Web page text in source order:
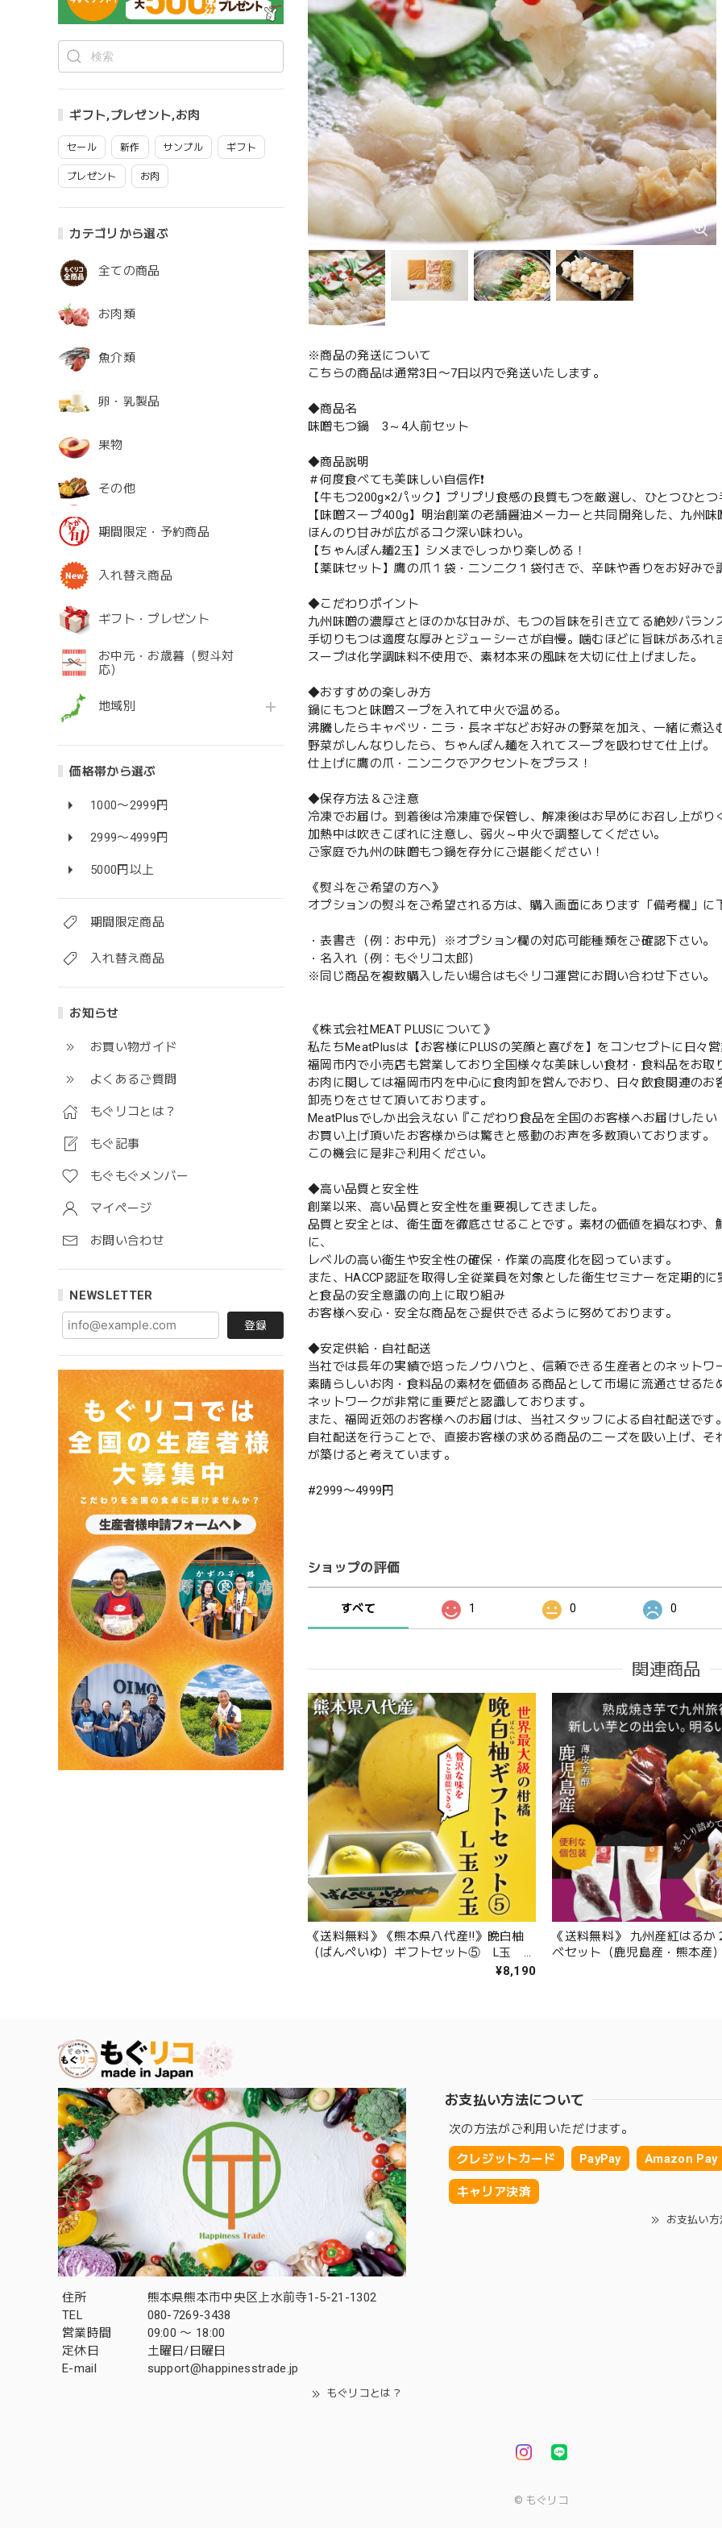
ギフト,プレゼント,お肉
セール 新作 サンプル ギフト
プレゼント お肉
カテゴリから選ぶ
全ての商品
お肉類
魚介類
卵・乳製品
果物
その他
期間限定・予約商品
入れ替え商品
ギフト・プレゼント
お中元・お歳暮（熨斗対
応）
地域別
価格帯から選ぶ
1000〜2999円
2999〜4999円
5000円以上
期間限定商品
入れ替え商品
お知らせ
お買い物ガイド
よくあるご質問
もぐリコとは？
もぐ記事
もぐもぐメンバー
マイページ
お問い合わせ
NEWSLETTER
登録
※商品の発送について
こちらの商品は通常3日〜7日以内で発送いたします。
◆商品名
味噌もつ鍋 3～4人前セット
◆商品説明
＃何度食べても美味しい自信作❗️
【牛もつ200g×2パック】プリプリ食感の良質もつを厳選し、ひとつひと
【味噌スープ400g】明治創業の老舗醤油メーカーと共同開発した、九州
ほんのり甘みが広がるコク深い味わい。
【ちゃんぽん麺2玉】シメまでしっかり楽しめる！
【薬味セット】鷹の爪１袋・ニンニク１袋付きで、辛味や香りをお好みで
◆こだわりポイント
九州味噌の濃厚さとほのかな甘みが、もつの旨味を引き立てる絶妙バラン
手切りもつは適度な厚みとジューシーさが自慢。噛むほどに旨味があふれ
スープは化学調味料不使用で、素材本来の風味を大切に仕上げました。
◆おすすめの楽しみ方
鍋にもつと味噌スープを入れて中火で温める。
沸騰したらキャベツ・ニラ・長ネギなどお好みの野菜を加え、一緒に煮込
野菜がしんなりしたら、ちゃんぽん麺を入れてスープを吸わせて仕上げ。
仕上げに鷹の爪・ニンニクでアクセントをプラス！
◆保存方法＆ご注意
冷凍でお届け。到着後は冷凍庫で保管し、解凍後はお早めにお召し上がり
加熱中は吹きこぼれに注意し、弱火～中火で調整してください。
ご家庭で九州の味噌もつ鍋を存分にご堪能ください！
《熨斗をご希望の方へ》
オプションの熨斗をご希望される方は、購入画面にあります「備考欄」
・表書き（例：お中元）※オプション欄の対応可能種類をご確認下さい。
・名入れ（例：もぐリコ太郎）
※同じ商品を複数購入したい場合はもぐリコ運営にお問い合わせ下さい。
《株式会社MEAT PLUSについて》
私たちMeatPlusは【お客様にPLUSの笑顔と喜びを】をコンセプトに日々
福岡市内で小売店も営業しており全国様々な美味しい食材・食料品をお取
お肉に関しては福岡市内を中心に食肉卸を営んでおり、日々飲食関連の
卸売りをさせて頂いております。
MeatPlusでしか出会えない『こだわり食品を全国のお客様へお届けした
お買い上げ頂いたお客様からは驚きと感動のお声を多数頂いております。
この機会に是非ご利用ください。
◆高い品質と安全性
創業以来、高い品質と安全性を重要視してきました。
品質と安全とは、衛生面を徹底させることです。素材の価値を損なわず
に、
レベルの高い衛生や安全性の確保・作業の高度化を図っています。
また、HACCP認証を取得し全従業員を対象とした衛生セミナーを定期的
と食品の安全意識の向上に取り組み
お客様へ安心・安全な商品をご提供できるように努めております。
◆安定供給・自社配送
当社では長年の実績で培ったノウハウと、信頼できる生産者とのネット
素晴らしいお肉・食料品の素材を価値ある商品として市場に流通させる
ネットワークが非常に重要だと認識しております。
また、福岡近郊のお客様へのお届けは、当社スタッフによる自社配送です
自社配送を行うことで、直接お客様の求める商品のニーズを吸い上げ、
が築けると考えています。
#2999〜4999円
ショップの評価
すべて 1 0 0
関連商品
《送料無料》《熊本県八代産‼️》晩白柚
（ばんぺいゆ）ギフトセット⑤ L玉 2
¥8,190
《送料無料》 九州産紅はるか
べセット（鹿児島産・熊本産
住所
熊本県熊本市中央区上水前寺1-5-21-1302
TEL
080-7269-3438
営業時間
09:00 〜 18:00
定休日
土曜日/日曜日
E-mail
support@happinesstrade.jp
もぐリコとは？
お支払い方法について
次の方法がご利用いただけます。
クレジットカード PayPay Amazon Pay
キャリア決済
お支払い
© もぐリコ